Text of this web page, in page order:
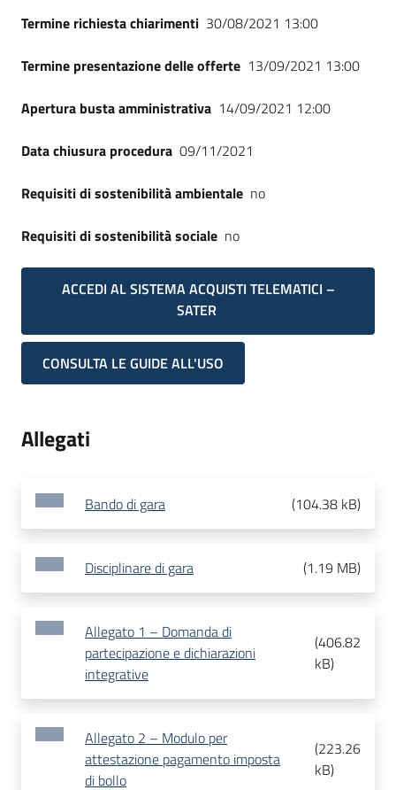
Termine richiesta chiarimenti 30/08/2021 13:00
Termine presentazione delle offerte 13/09/2021 13:00
Apertura busta amministrativa 14/09/2021 12:00
Data chiusura procedura 09/11/2021
Requisiti di sostenibilità ambientale no
Requisiti di sostenibilità sociale no
ACCEDI AL SISTEMA ACQUISTI TELEMATICI –
SATER
CONSULTA LE GUIDE ALL'USO
Allegati
Bando di gara (104.38 kB)
Disciplinare di gara (1.19 MB)
Allegato 1 – Domanda di
partecipazione e dichiarazioni
integrative
(406.82
kB)
Allegato 2 – Modulo per
attestazione pagamento imposta
di bollo
(223.26
kB)